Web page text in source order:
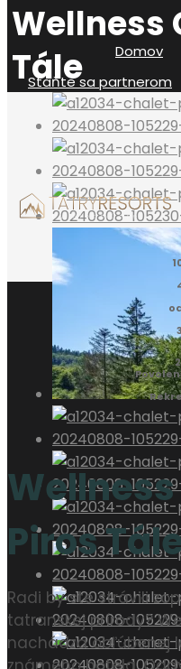
Domov
Staňte sa partnerom
Wellness
Tále
Piros
Radi by ste strávili
tatranskej prírody?
nachádza obľúbenej